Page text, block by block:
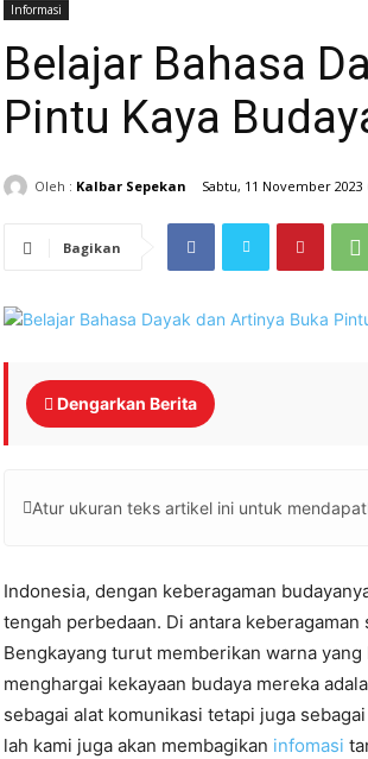
Informasi
Belajar Bahasa
Pintu Kaya
Oleh : Kalbar Sepekan Sabtu, 11 November 2023
Bagikan
Dengarkan Berita
Atur ukuran teks artikel ini untuk
Indonesia, dengan keberagaman
tengah perbedaan. Di antara
Bengkayang turut memberikan warna
menghargai kekayaan budaya mereka
sebagai alat komunikasi tetapi juga
lah kami juga akan membagikan infomasi